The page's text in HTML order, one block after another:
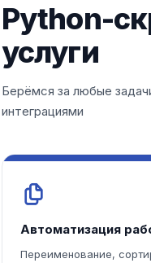
Python-
услуги
Берёмся за любые
интеграциями
Автоматизация
Переименование,